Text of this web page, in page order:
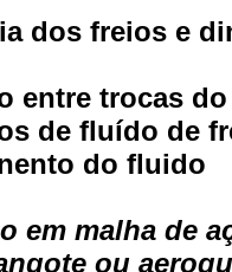
dos freios e
entre trocas
de fluído de
do fluido
em malha de
ou